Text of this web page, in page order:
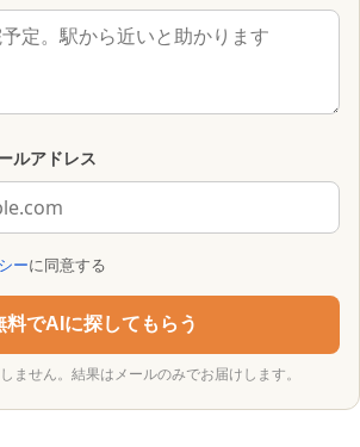
ルアドレス
ーに同意する
料でAIに探してもらう
ません。結果はメールのみでお届けします。